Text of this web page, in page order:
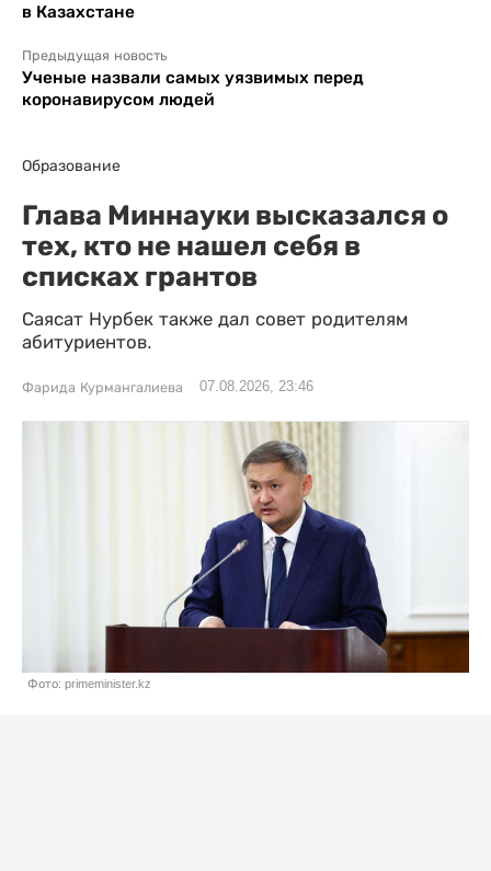
в Казахстане
Предыдущая новость
Ученые назвали самых уязвимых перед
коронавирусом людей
Образование
Глава Миннауки высказался о
тех, кто не нашел себя в
списках грантов
Саясат Нурбек также дал совет родителям
абитуриентов.
Фарида Курмангалиева 07.08.2026, 23:46
Фото: primeminister.kz